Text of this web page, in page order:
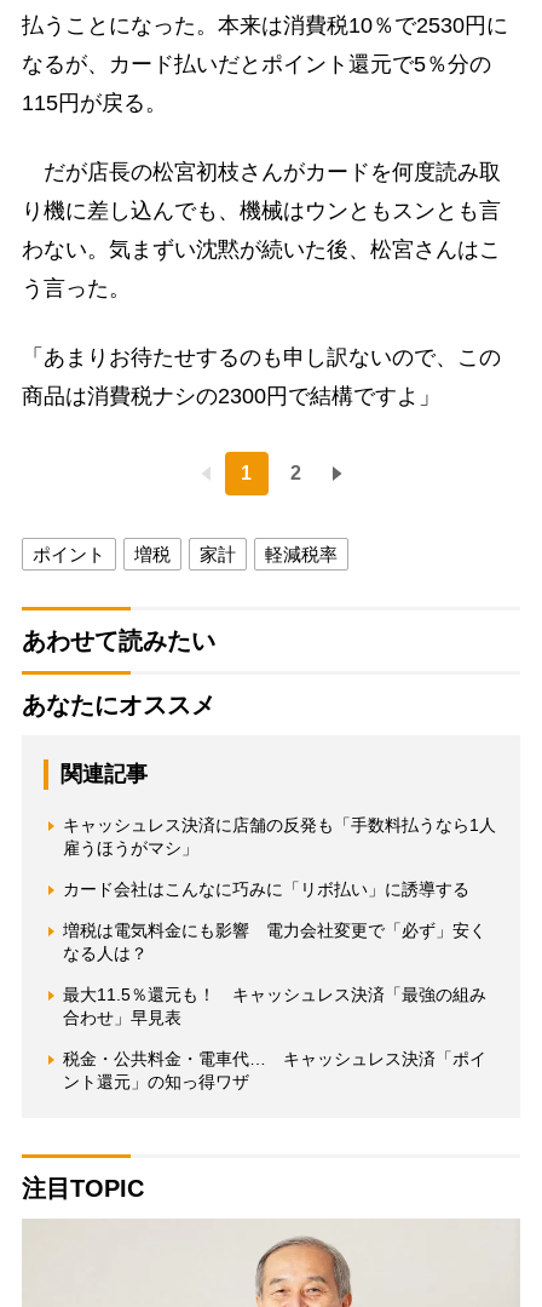
払うことになった。本来は消費税10％で2530円に
なるが、カード払いだとポイント還元で5％分の
115円が戻る。
だが店長の松宮初枝さんがカードを何度読み取
り機に差し込んでも、機械はウンともスンとも言
わない。気まずい沈黙が続いた後、松宮さんはこ
う言った。
「あまりお待たせするのも申し訳ないので、この
商品は消費税ナシの2300円で結構ですよ」
1 2
ポイント 増税 家計 軽減税率
あわせて読みたい
あなたにオススメ
関連記事
キャッシュレス決済に店舗の反発も「手数料払うなら1人
雇うほうがマシ」
カード会社はこんなに巧みに「リボ払い」に誘導する
増税は電気料金にも影響 電力会社変更で「必ず」安く
なる人は？
最大11.5％還元も！ キャッシュレス決済「最強の組み
合わせ」早見表
税金・公共料金・電車代… キャッシュレス決済「ポイ
ント還元」の知っ得ワザ
注目TOPIC